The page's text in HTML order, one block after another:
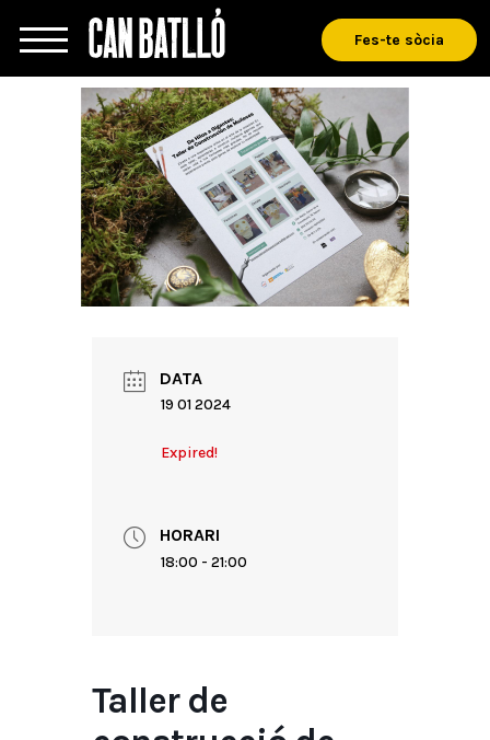
Fes-te sòcia
DATA
19 01 2024
Expired!
HORARI
18:00 - 21:00
Taller de